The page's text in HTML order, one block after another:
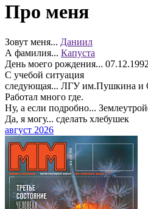
Про меня
Зовут меня... Даниил
А фамилия... Капуста
День моего рождения... 07.12.1992
С учебой ситуация
следующая... ЛГУ им.Пушкина
Работал много где.
Ну, а если подробно...
Да, я могу... сделать хлебушек
август 2026